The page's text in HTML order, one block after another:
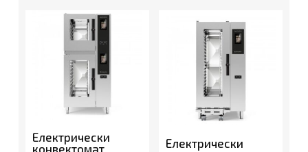
Електрически
конвектомат
Електрически